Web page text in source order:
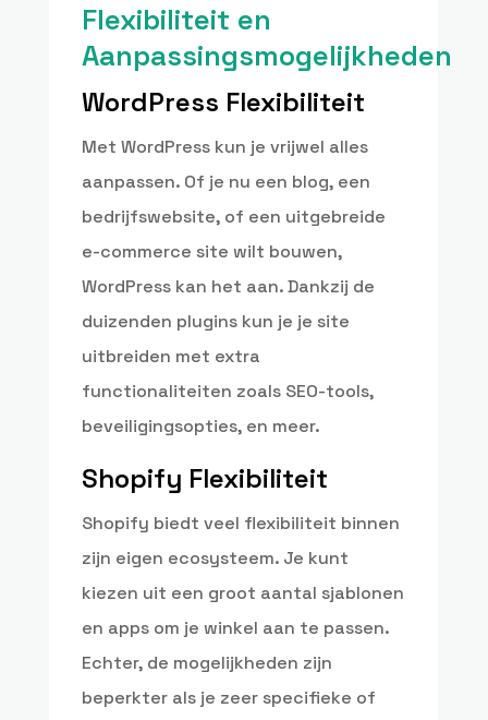
Flexibiliteit en
Aanpassingsmogelijkheden
WordPress Flexibiliteit
Met WordPress kun je vrijwel alles
aanpassen. Of je nu een blog, een
bedrijfswebsite, of een uitgebreide
e-commerce site wilt bouwen,
WordPress kan het aan. Dankzij de
duizenden plugins kun je je site
uitbreiden met extra
functionaliteiten zoals SEO-tools,
beveiligingsopties, en meer.
Shopify Flexibiliteit
Shopify biedt veel flexibiliteit binnen
zijn eigen ecosysteem. Je kunt
kiezen uit een groot aantal sjablonen
en apps om je winkel aan te passen.
Echter, de mogelijkheden zijn
beperkter als je zeer specifieke of